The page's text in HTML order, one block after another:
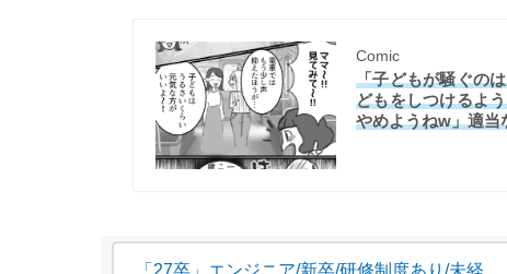
Comic
「子どもが騒ぐの
どもをしつけるよ
やめようねw」適当
「27卒」エンジニア/新卒/研修制度あり/未経